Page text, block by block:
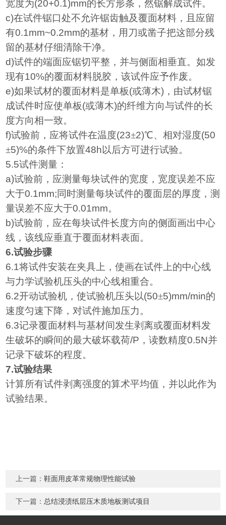
宽度为(20+0.1)mm的长方形条，然锯解成试件。
c)在试件锯口处不允许锯齿触及覆面材料，且应留
有0.1mm~0.2mm的基材，用刀或凿子把这部分残
留的基材仔细清除干净。
d)试件的端面应锯切平整，并与侧面相垂直。如发
现有10%的覆面材料脱胶，该试件应予作废。
e)如果试材的覆面材料是单板(或薄木) ，由试材锯
成试件时应使单板(或薄木)的纤维方向与试件的长
度方向相一致。
f)试验前，应将试件在温度(23±2)℃、相对湿度(50
±5)%的条件下放置48h以后方可进行试验。
5.5试件测量：
a)试验前，应测量每块试件的宽度，宽度误差不应
大于0.1mm;同时测量每块试件的覆面层的厚度，测
量误差不应大于0.01mm。
b)试验前，应在每块试件长度方向的侧面画出中心
线，该线应垂直于覆面材料表面。
6.试验步骤
6.1将试件安装在夹具上，使画在试件上的中心线
与力学试验机压头的中心线相重合。
6.2开动试验机，使试验机压头以(50±5)mm/min的
速度匀速下降，对试件施加压力。
6.3记录覆面材料与基材间发生剥离或覆面材料发
生破坏的瞬间的最大破坏载荷/P ，读数精度0.5N并
记录下破坏的程度。
7.试验结果
计算所有试件剥离强度的算术平均值，并以此作为
试验结果。
上一篇：鞋面用皮革常规物理性能试验
下一篇： 总结浸渍纸层压木质地板测试项目